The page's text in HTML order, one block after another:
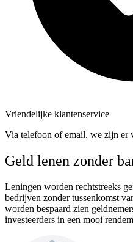
Vriendelijke klantenservice
Via telefoon of email, we zijn er
Geld lenen zonder
Leningen worden rechtstreeks
bedrijven zonder tussenkomst
worden bespaard zien
investeerders in een mooi